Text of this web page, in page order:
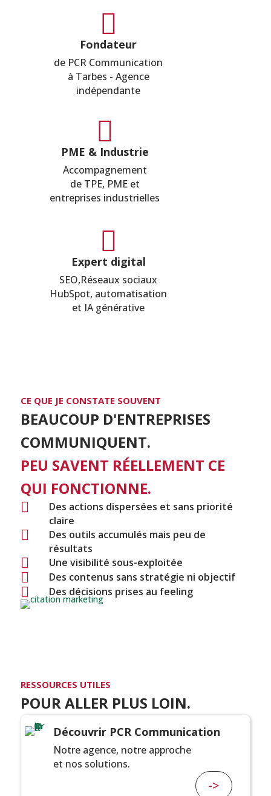

Fondateur
de PCR Communication
à Tarbes - Agence
indépendante

PME & Industrie
Accompagnement
de TPE, PME et
entreprises industrielles

Expert digital
SEO,Réseaux sociaux
HubSpot, automatisation
et IA générative
CE QUE JE CONSTATE SOUVENT
BEAUCOUP D'ENTREPRISES
COMMUNIQUENT.
PEU SAVENT RÉELLEMENT CE
QUI FONCTIONNE.

Des actions dispersées et sans priorité
claire

Des outils accumulés mais peu de
résultats
 Une visibilité sous-exploitée
 Des contenus sans stratégie ni objectif
 Des décisions prises au feeling
RESSOURCES UTILES
POUR ALLER PLUS LOIN.
Découvrir PCR Communication
Notre agence, notre approche
et nos solutions.
->